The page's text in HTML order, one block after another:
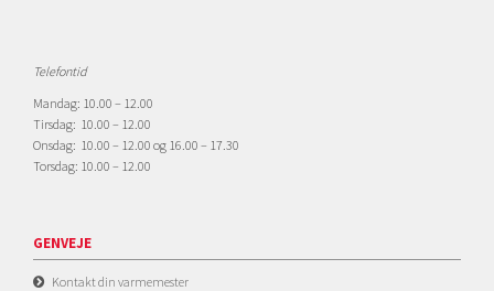
Telefontid
Mandag: 10.00 – 12.00
Tirsdag: 10.00 – 12.00
Onsdag: 10.00 – 12.00 og 16.00 – 17.30
Torsdag: 10.00 – 12.00
GENVEJE
Kontakt din varmemester